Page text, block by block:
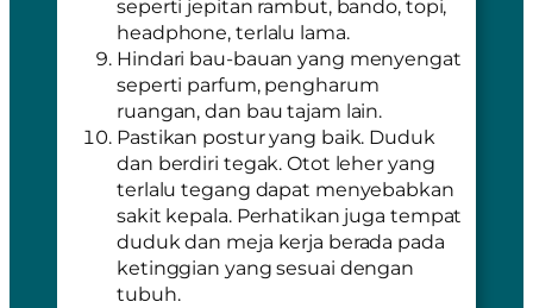
seperti jepitan rambut, bando, topi,
headphone, terlalu lama.
Hindari bau-bauan yang menyengat
seperti parfum, pengharum
ruangan, dan bau tajam lain.
Pastikan postur yang baik. Duduk
dan berdiri tegak. Otot leher yang
terlalu tegang dapat menyebabkan
sakit kepala. Perhatikan juga tempat
duduk dan meja kerja berada pada
ketinggian yang sesuai dengan
tubuh.